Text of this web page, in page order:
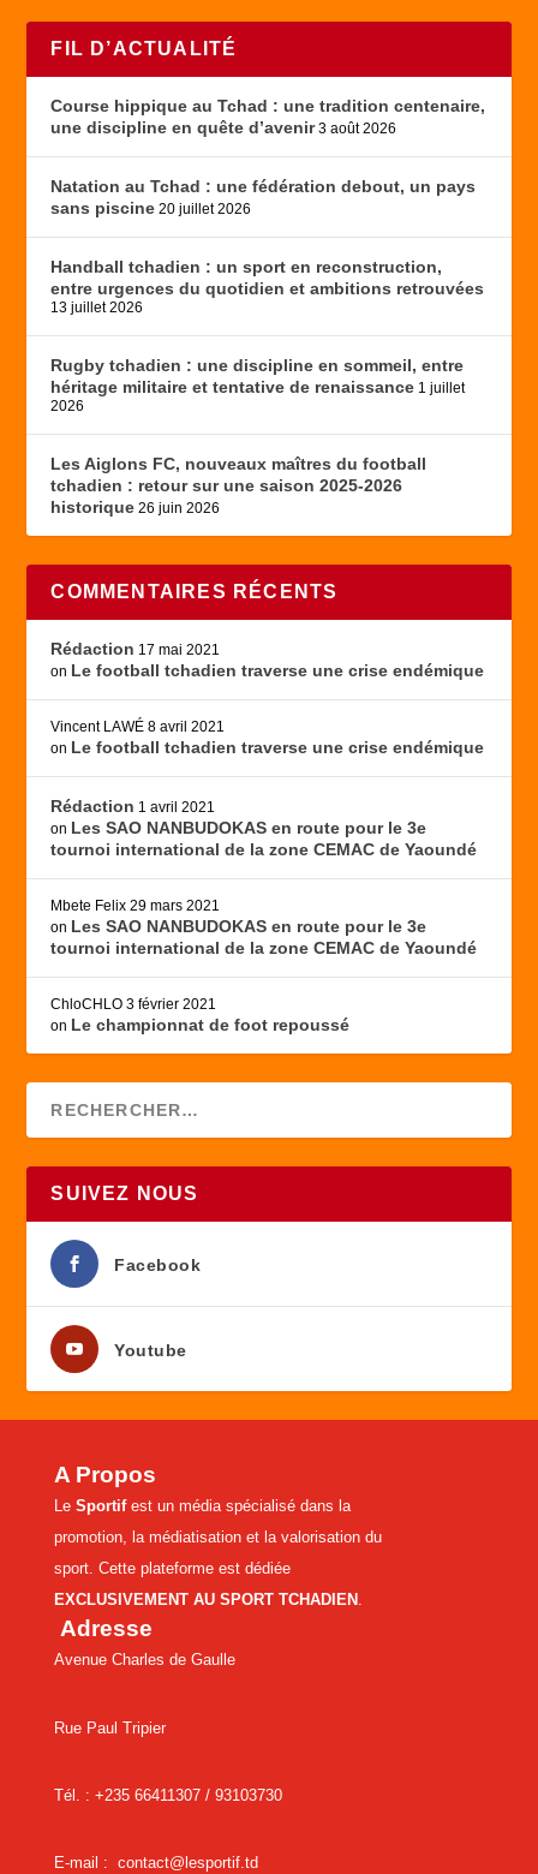
FIL D’ACTUALITÉ
Course hippique au Tchad : une tradition centenaire,
une discipline en quête d’avenir 3 août 2026
Natation au Tchad : une fédération debout, un pays
sans piscine 20 juillet 2026
Handball tchadien : un sport en reconstruction,
entre urgences du quotidien et ambitions retrouvées
13 juillet 2026
Rugby tchadien : une discipline en sommeil, entre
héritage militaire et tentative de renaissance 1 juillet
2026
Les Aiglons FC, nouveaux maîtres du football
tchadien : retour sur une saison 2025-2026
historique 26 juin 2026
COMMENTAIRES RÉCENTS
Rédaction 17 mai 2021
on Le football tchadien traverse une crise endémique
Vincent LAWÉ 8 avril 2021
on Le football tchadien traverse une crise endémique
Rédaction 1 avril 2021
on Les SAO NANBUDOKAS en route pour le 3e
tournoi international de la zone CEMAC de Yaoundé
Mbete Felix 29 mars 2021
on Les SAO NANBUDOKAS en route pour le 3e
tournoi international de la zone CEMAC de Yaoundé
ChloCHLO 3 février 2021
on Le championnat de foot repoussé
SUIVEZ NOUS
Facebook
Youtube
A Propos
Le Sportifest un média spécialisé dans la
promotion, la médiatisation et la valorisation du
sport. Cette plateforme est dédiée
EXCLUSIVEMENT AU SPORT TCHADIEN .
Adresse
Avenue Charles de Gaulle
Rue Paul Tripier
Tél. : +235 66411307 / 93103730
E-mail : contact@lesportif.td